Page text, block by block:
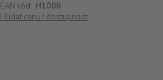
EAN kód: H1008
Hlídat cenu / dostupnost